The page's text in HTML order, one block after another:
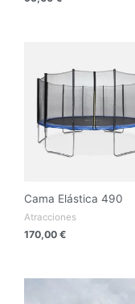
Cama Elástica 490
Atracciones
170,00 €